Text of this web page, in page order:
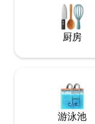
厨房
游泳池